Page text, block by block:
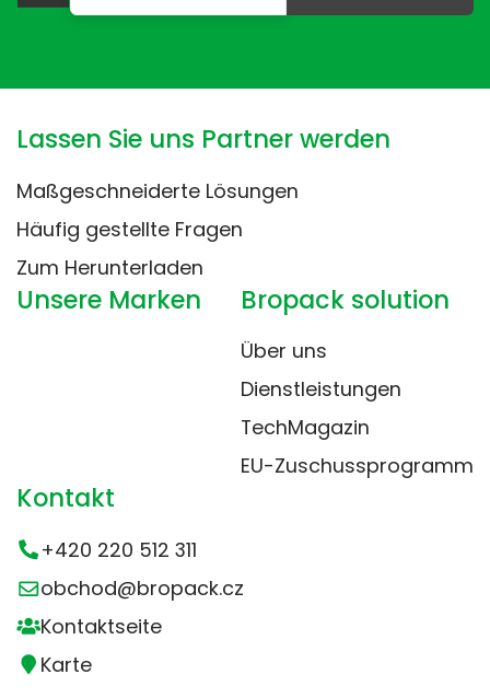
Lassen Sie uns Partner werden
Maßgeschneiderte Lösungen
Häufig gestellte Fragen
Zum Herunterladen
Unsere Marken Bropack solution
Über uns
Dienstleistungen
TechMagazin
EU-Zuschussprogramm
Kontakt
+420 220 512 311
obchod@bropack.cz
Kontaktseite
Karte